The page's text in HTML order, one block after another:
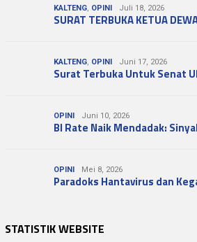
KALTENG, OPINI Juli 18, 2026
SURAT TERBUKA KETUA
KALTENG, OPINI Juni 17, 2026
Surat Terbuka Untuk Senat
OPINI Juni 10, 2026
BI Rate Naik Mendadak:
OPINI Mei 8, 2026
Paradoks Hantavirus dan
STATISTIK WEBSITE